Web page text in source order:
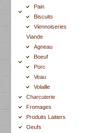
Pain
Biscuits
Viennoiseries
Viande
Agneau
Boeuf
Porc
Veau
Volaille
Charcuterie
Fromages
Produits Laitiers
Oeufs